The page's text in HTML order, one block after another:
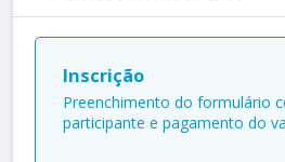
Inscrição
Preenchimento do formulário
participante e pagamento do